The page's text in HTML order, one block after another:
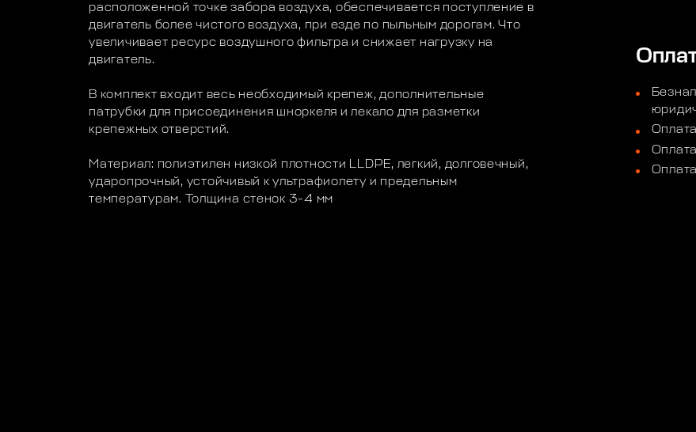
расположенной точке забора воздуха, обеспечивается поступление в
двигатель более чистого воздуха, при езде по пыльным дорогам. Что
увеличивает ресурс воздушного фильтра и снижает нагрузку на
двигатель.
В комплект входит весь необходимый крепеж, дополнительные
патрубки для присоединения шноркеля и лекало для разметки
крепежных отверстий.
Материал: полиэтилен низкой плотности LLDPE, легкий, долговечный,
ударопрочный, устойчивый к ультрафиолету и предельным
температурам. Толщина стенок 3-4 мм